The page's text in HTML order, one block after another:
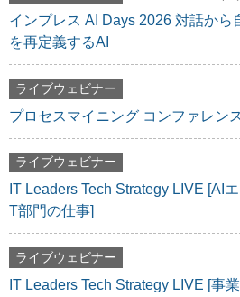
インプレス AI Days 2026 対話から
を再定義するAI
ライブウェビナー
プロセスマイニング コンファレン
ライブウェビナー
IT Leaders Tech Strategy LIVE [AI
T部門の仕事]
ライブウェビナー
IT Leaders Tech Strategy LIVE [事